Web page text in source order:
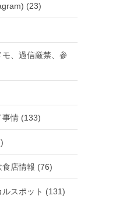
(23)
、過信厳禁、参
事情 (133)
店情報 (76)
スポット (131)